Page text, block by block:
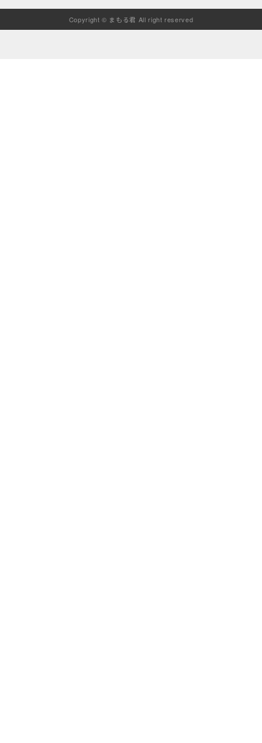
Copyright © まもる君 All right reserved